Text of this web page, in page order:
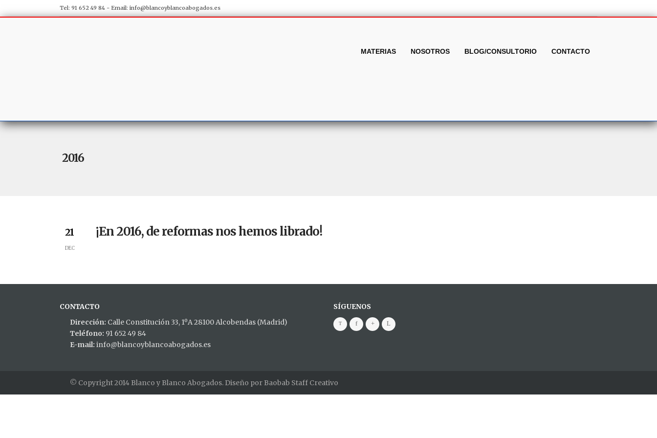
Tel: 91 652 49 84 - Email: info@blancoyblancoabogados.es
MATERIAS NOSOTROS BLOG/CONSULTORIO CONTACTO
2016
21
DEC
¡En 2016, de reformas nos hemos librado!
CONTACTO
Dirección: Calle Constitución 33, 1ºA 28100 Alcobendas (Madrid)
Teléfono: 91 652 49 84
E-mail: info@blancoyblancoabogados.es
SÍGUENOS
© Copyright 2014 Blanco y Blanco Abogados. Diseño por Baobab Staff Creativo